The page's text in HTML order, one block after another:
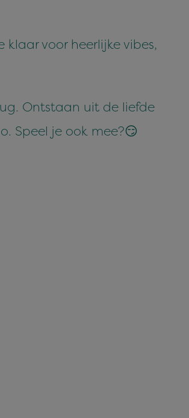
voor heerlijke vibes,
Ontstaan uit de liefde
Speel je ook mee?😏